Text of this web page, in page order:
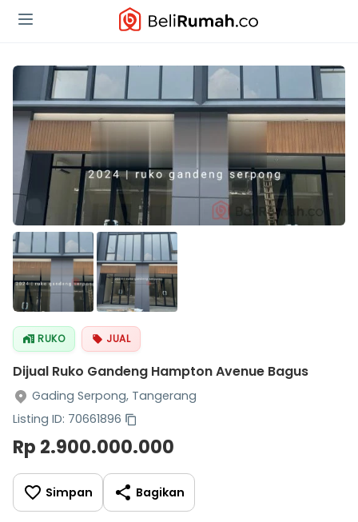
RUKO JUAL
Dijual Ruko Gandeng Hampton Avenue Bagus
Gading Serpong, Tangerang
Listing ID: 70661896
Rp 2.900.000.000
Simpan Bagikan